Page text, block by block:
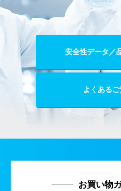
安全性データ／
よくあるご
お買い物